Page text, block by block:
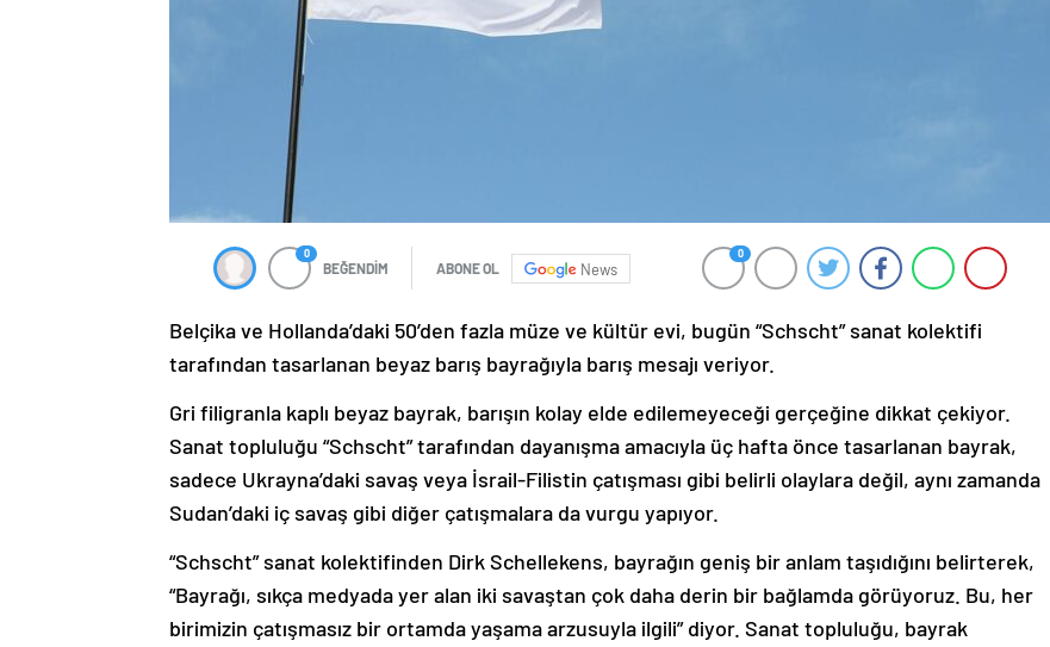
0
BEĞENDİM ABONE OL News
0
Belçika ve Hollanda’daki 50’den fazla müze ve kültür evi, bugün “Schscht” sanat kolektifi
tarafından tasarlanan beyaz barış bayrağıyla barış mesajı veriyor.
Gri filigranla kaplı beyaz bayrak, barışın kolay elde edilemeyeceği gerçeğine dikkat çekiyor.
Sanat topluluğu “Schscht” tarafından dayanışma amacıyla üç hafta önce tasarlanan bayrak,
sadece Ukrayna’daki savaş veya İsrail-Filistin çatışması gibi belirli olaylara değil, aynı zamanda
Sudan’daki iç savaş gibi diğer çatışmalara da vurgu yapıyor.
“Schscht” sanat kolektifinden Dirk Schellekens, bayrağın geniş bir anlam taşıdığını belirterek,
“Bayrağı, sıkça medyada yer alan iki savaştan çok daha derin bir bağlamda görüyoruz. Bu, her
birimizin çatışmasız bir ortamda yaşama arzusuyla ilgili” diyor. Sanat topluluğu, bayrak